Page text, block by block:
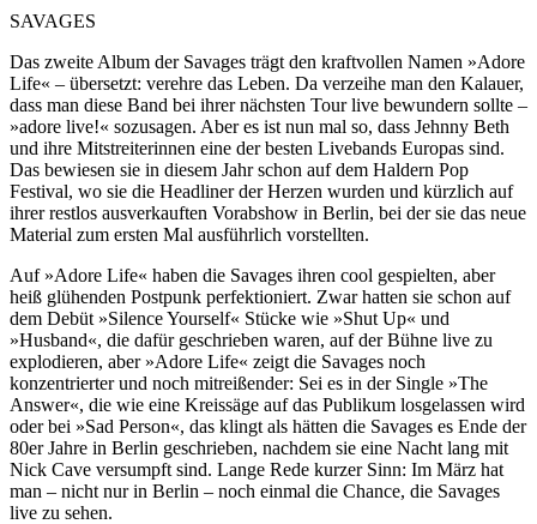
SAVAGES
Das zweite Album der Savages trägt den kraftvollen Namen »Adore
Life« – übersetzt: verehre das Leben. Da verzeihe man den Kalauer,
dass man diese Band bei ihrer nächsten Tour live bewundern sollte –
»adore live!« sozusagen. Aber es ist nun mal so, dass Jehnny Beth
und ihre Mitstreiterinnen eine der besten Livebands Europas sind.
Das bewiesen sie in diesem Jahr schon auf dem Haldern Pop
Festival, wo sie die Headliner der Herzen wurden und kürzlich auf
ihrer restlos ausverkauften Vorabshow in Berlin, bei der sie das neue
Material zum ersten Mal ausführlich vorstellten.
Auf »Adore Life« haben die Savages ihren cool gespielten, aber
heiß glühenden Postpunk perfektioniert. Zwar hatten sie schon auf
dem Debüt »Silence Yourself« Stücke wie »Shut Up« und
»Husband«, die dafür geschrieben waren, auf der Bühne live zu
explodieren, aber »Adore Life« zeigt die Savages noch
konzentrierter und noch mitreißender: Sei es in der Single »The
Answer«, die wie eine Kreissäge auf das Publikum losgelassen wird
oder bei »Sad Person«, das klingt als hätten die Savages es Ende der
80er Jahre in Berlin geschrieben, nachdem sie eine Nacht lang mit
Nick Cave versumpft sind. Lange Rede kurzer Sinn: Im März hat
man – nicht nur in Berlin – noch einmal die Chance, die Savages
live zu sehen.